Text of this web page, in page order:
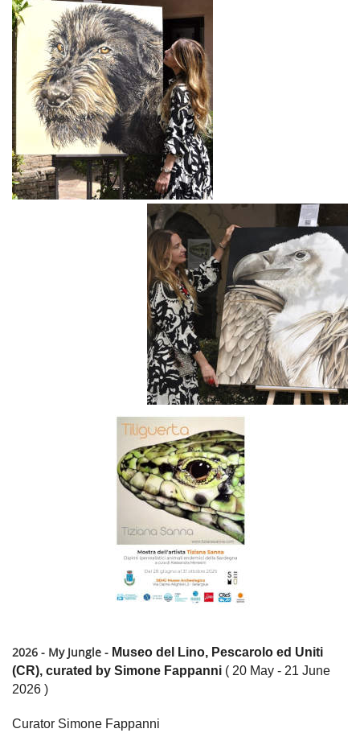
2026 - My Jungle - Museo del Lino, Pescarolo ed Uniti
(CR), curated by Simone Fappanni ( 20 May - 21 June
2026 )
Curator Simone Fappanni